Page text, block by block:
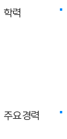
학력
주요경력